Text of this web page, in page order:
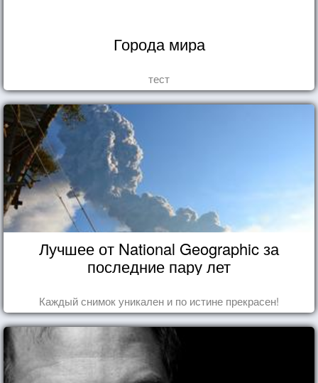
Города мира
тест
Лучшее от National Geographic за
последние пару лет
Каждый снимок уникален и по истине прекрасен!